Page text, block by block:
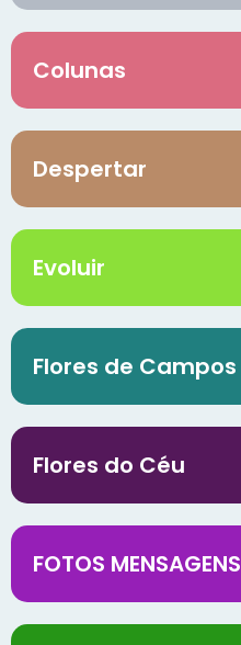
Colunas
Despertar
Evoluir
Flores de Campos
Flores do Céu
FOTOS MENSAGENS